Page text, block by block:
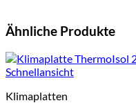
Ähnliche Produkte
Schnellansicht
Klimaplatten